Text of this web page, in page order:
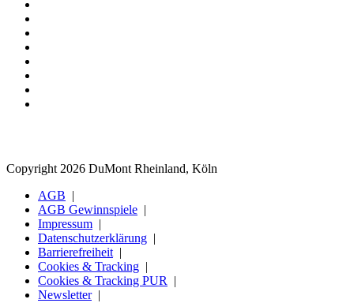
Copyright 2026 DuMont Rheinland, Köln
AGB
AGB Gewinnspiele
Impressum
Datenschutzerklärung
Barrierefreiheit
Cookies & Tracking
Cookies & Tracking PUR
Newsletter